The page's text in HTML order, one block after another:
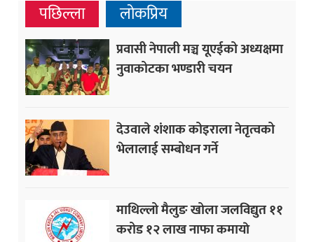
पछिल्ला लोकप्रिय
प्रवासी नेपाली मञ्च यूएईको अध्यक्षमा
नुवाकोटका भण्डारी चयन
देउवाले शंशाक कोइराला नेतृत्वको
भेलालाई सम्बोधन गर्ने
माथिल्लो मैलुङ खोला जलविद्युत ११
करोड १२ लाख नाफा कमायाे